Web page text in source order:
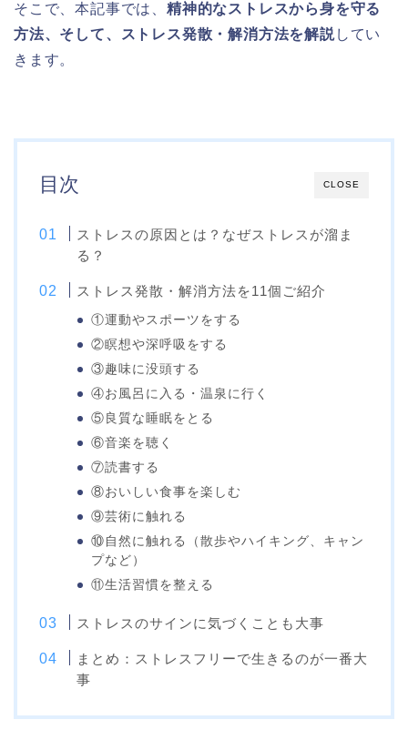
そこで、本記事では、 精神的なストレスから身を守る
方法、そして、ストレス発散・解消方法を解説してい
きます。
CLOSE
目次
ストレスの原因とは？なぜストレスが溜ま
る？
ストレス発散・解消方法を11個ご紹介
①運動やスポーツをする
②瞑想や深呼吸をする
③趣味に没頭する
④お風呂に入る・温泉に行く
⑤良質な睡眠をとる
⑥音楽を聴く
⑦読書する
⑧おいしい食事を楽しむ
⑨芸術に触れる
⑩自然に触れる（散歩やハイキング、キャン
プなど）
⑪生活習慣を整える
ストレスのサインに気づくことも大事
まとめ：ストレスフリーで生きるのが一番大
事